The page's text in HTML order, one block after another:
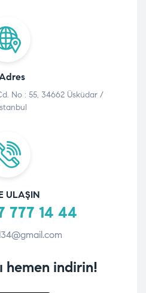
No : 55, 34662 Üsküdar /
ULAŞIN
777 14 44
hemen indirin!